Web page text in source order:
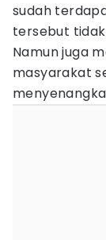
sudah
tersebut
Namun juga
masyarakat